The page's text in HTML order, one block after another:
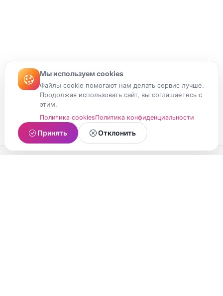
Мы используем cookies
Файлы cookie помогают нам делать сервис лучше.
Продолжая использовать сайт, вы соглашаетесь с
этим.
Политика cookiesПолитика конфиденциальности
Принять Отклонить